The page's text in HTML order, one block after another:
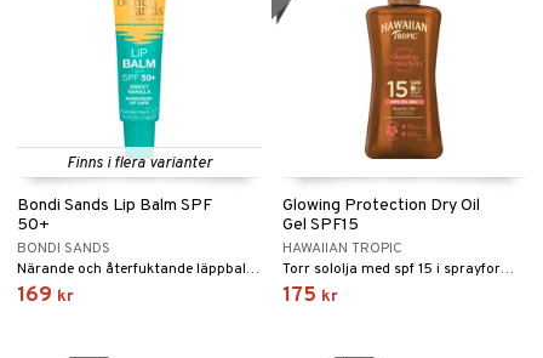
Finns i flera varianter
Bondi Sands Lip Balm SPF
50+
BONDI SANDS
Närande och återfuktande läppbalsam med solskyddsfaktor 50 från Bondi Sands
169 kr
Glowing Protection Dry Oil
Gel SPF15
HAWAIIAN TROPIC
Torr sololja med spf 15 i sprayform från Hawaiian Tropic
175 kr